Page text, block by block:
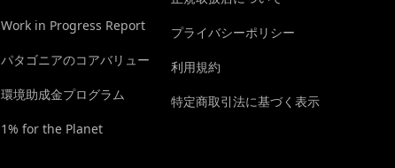
Work in Progress Report
パタゴニアのコアバリュー
環境助成金プログラム
1% for the Planet
プライバシーポリシー
利用規約
特定商取引法に基づく表示